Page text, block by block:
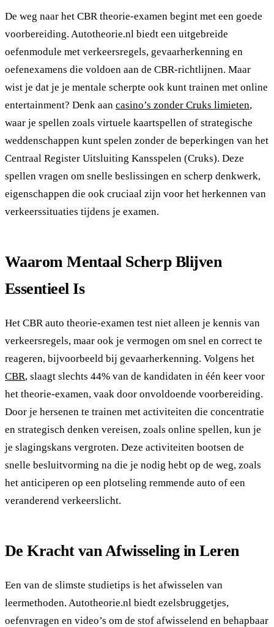
De weg naar het CBR theorie-examen begint met een goede
voorbereiding. Autotheorie.nl biedt een uitgebreide
oefenmodule met verkeersregels, gevaarherkenning en
oefenexamens die voldoen aan de CBR-richtlijnen. Maar
wist je dat je je mentale scherpte ook kunt trainen met online
entertainment? Denk aan casino’s zonder Cruks limieten,
waar je spellen zoals virtuele kaartspellen of strategische
weddenschappen kunt spelen zonder de beperkingen van het
Centraal Register Uitsluiting Kansspelen (Cruks). Deze
spellen vragen om snelle beslissingen en scherp denkwerk,
eigenschappen die ook cruciaal zijn voor het herkennen van
verkeerssituaties tijdens je examen.
Waarom Mentaal Scherp Blijven
Essentieel Is
Het CBR auto theorie-examen test niet alleen je kennis van
verkeersregels, maar ook je vermogen om snel en correct te
reageren, bijvoorbeeld bij gevaarherkenning. Volgens het
CBR, slaagt slechts 44% van de kandidaten in één keer voor
het theorie-examen, vaak door onvoldoende voorbereiding.
Door je hersenen te trainen met activiteiten die concentratie
en strategisch denken vereisen, zoals online spellen, kun je
je slagingskans vergroten. Deze activiteiten bootsen de
snelle besluitvorming na die je nodig hebt op de weg, zoals
het anticiperen op een plotseling remmende auto of een
veranderend verkeerslicht.
De Kracht van Afwisseling in Leren
Een van de slimste studietips is het afwisselen van
leermethoden. Autotheorie.nl biedt ezelsbruggetjes,
oefenvragen en video’s om de stof afwisselend en behapbaar